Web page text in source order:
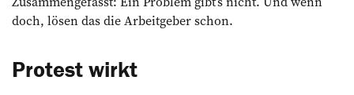
doch, lösen das die Arbeitgeber schon.
Protest wirkt